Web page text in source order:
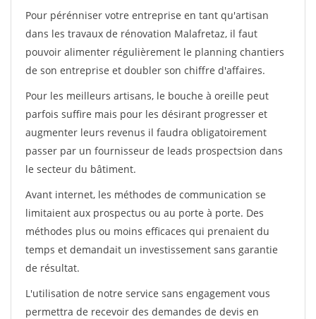
Pour pérénniser votre entreprise en tant qu'artisan
dans les travaux de rénovation Malafretaz, il faut
pouvoir alimenter régulièrement le planning chantiers
de son entreprise et doubler son chiffre d'affaires.
Pour les meilleurs artisans, le bouche à oreille peut
parfois suffire mais pour les désirant progresser et
augmenter leurs revenus il faudra obligatoirement
passer par un fournisseur de leads prospectsion dans
le secteur du bâtiment.
Avant internet, les méthodes de communication se
limitaient aux prospectus ou au porte à porte. Des
méthodes plus ou moins efficaces qui prenaient du
temps et demandait un investissement sans garantie
de résultat.
L'utilisation de notre service sans engagement vous
permettra de recevoir des demandes de devis en